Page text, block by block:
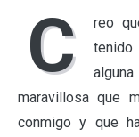
C
reo
maravillosa que
conmigo y que